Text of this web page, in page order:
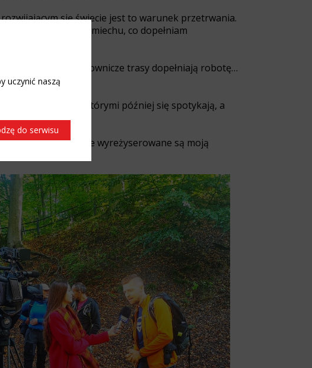
się świecie jest to warunek przetrwania.
wychodzi dużo śmiechu, co dopełniam
a moje malownicze trasy dopełniają robotę…
Poznają ludzi, z którymi później się spotykają, a
i takie przeze mnie wyreżyserowane są moją
uczynić naszą
do serwisu